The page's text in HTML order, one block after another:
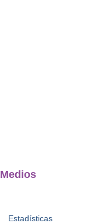
Medios
Estadísticas